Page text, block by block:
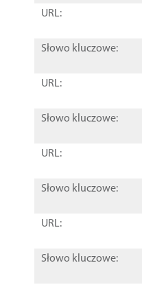
URL:
Słowo kluczowe:
URL:
Słowo kluczowe:
URL:
Słowo kluczowe:
URL:
Słowo kluczowe: